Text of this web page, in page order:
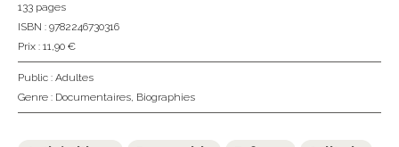
133 pages
ISBN : 9782246730316
Prix : 11,90 €
Public : Adultes
Genre : Documentaires, Biographies